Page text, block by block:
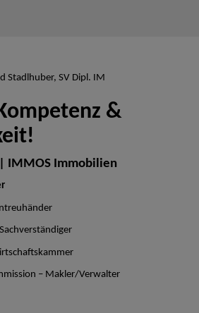
Stadlhuber, SV Dipl. IM
&
IMMOS Immobilien
– Makler/Verwalter